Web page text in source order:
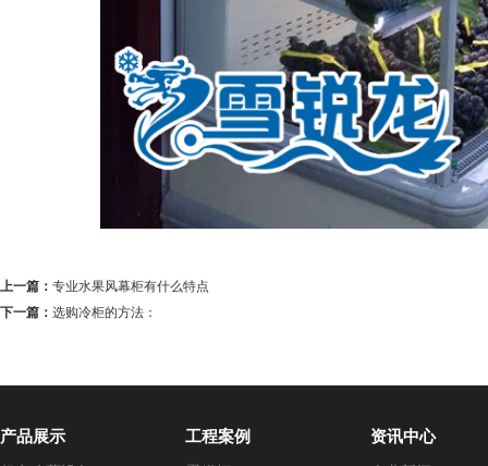
上一篇： 专业水果风幕柜有什么特点
下一篇： 选购冷柜的方法：
产品展示 工程案例 资讯中心